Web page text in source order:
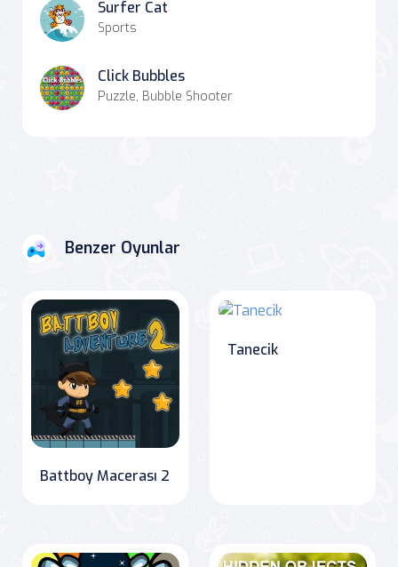
Surfer Cat
Sports
Click Bubbles
Puzzle, Bubble Shooter
Benzer Oyunlar
Battboy Macerası 2
Tanecik